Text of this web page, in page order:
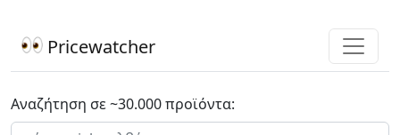
Pricewatcher
Αναζήτηση σε ~30.000 προϊόντα: